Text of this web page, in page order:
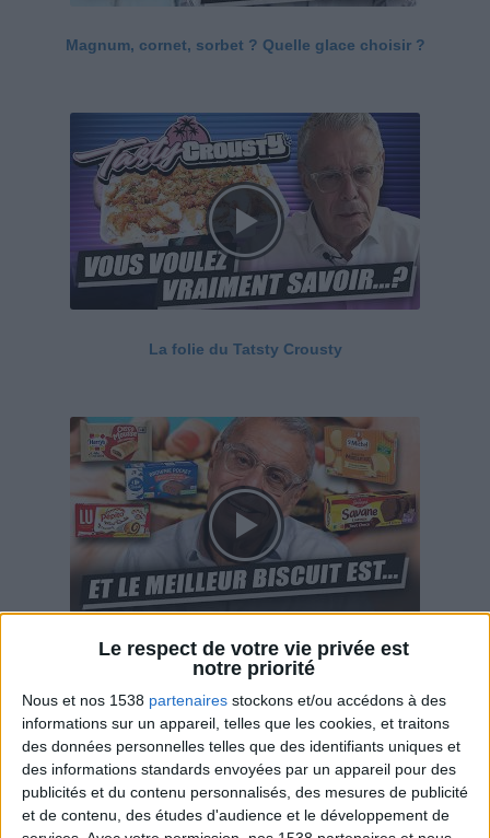
Le respect de votre vie privée est
notre priorité
Nous et nos 1538 partenaires stockons et/ou accédons à des
informations sur un appareil, telles que les cookies, et traitons
des données personnelles telles que des identifiants uniques et
des informations standards envoyées par un appareil pour des
publicités et du contenu personnalisés, des mesures de publicité
et de contenu, des études d'audience et le développement de
Magnum, cornet, sorbet ? Quelle glace choisir ?
La folie du Tatsty Crousty
Savane, LU, Pepito, Harrys... Que valent vraiment
ces gâteaux ?
Webinaires en direct Voir tout